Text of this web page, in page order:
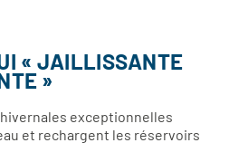
« JAILLISSANTE
»
exceptionnelles
et rechargent les réservoirs